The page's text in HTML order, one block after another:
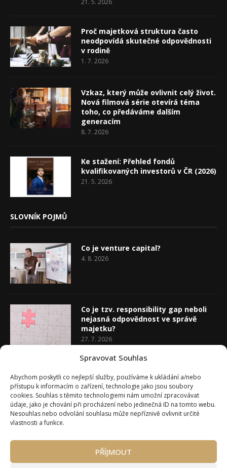
Spravovat Souhlas
Abychom poskytli co nejlepší služby, používáme k ukládání a/nebo
přístupu k informacím o zařízení, technologie jako jsou soubory
cookies. Souhlas s těmito technologiemi nám umožní zpracovávat
údaje, jako je chování při procházení nebo jedinečná ID na tomto webu.
Nesouhlas nebo odvolání souhlasu může nepříznivě ovlivnit určité
vlastnosti a funkce.
PŘÍJMOUT
21. 5. 2026
Proč majetková struktura často
neodpovídá skutečné odpovědnosti
v rodině
1. 7. 2026
Vzkaz, který může ovlivnit celý život.
Nová filmová série otevírá téma
toho, co předáváme dalším
generacím
8. 7. 2026
Ke stažení: Přehled fondů
kvalifikovaných investorů v ČR (2026)
21. 5. 2026
SLOVNÍK POJMŮ
Co je venture capital?
4. 8. 2026
Co je tzv. responsibility gap neboli
nejasná odpovědnost ve správě
majetku?
27. 7. 2026
20. 7. 2026
O Wealth Magazínu Můj účet
Kontakty
Máte zájem o spolupráci?